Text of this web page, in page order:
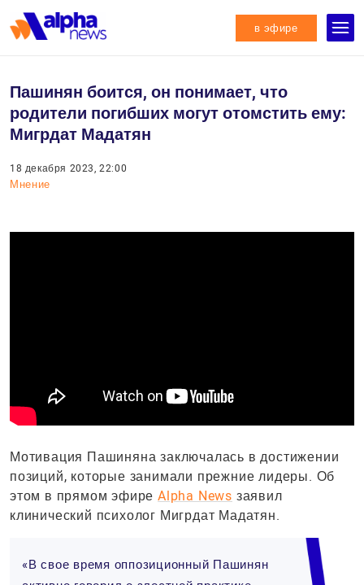
в эфире
Пашинян боится, он понимает, что
родители погибших могут отомстить ему:
Мигрдат Мадатян
18 декабря 2023, 22:00
Мнение
Мотивация Пашиняна заключалась в достижении
позиций, которые занимали прежние лидеры. Об
этом в прямом эфире Alpha News заявил
клинический психолог Мигрдат Мадатян.
«В свое время оппозиционный Пашинян